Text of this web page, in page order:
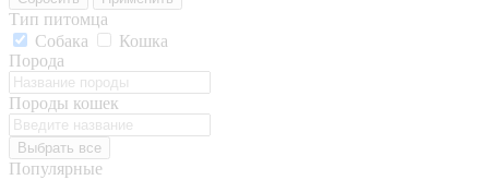
Тип питомца
Собака
Кошка
Порода
Породы кошек
Выбрать все
Популярные